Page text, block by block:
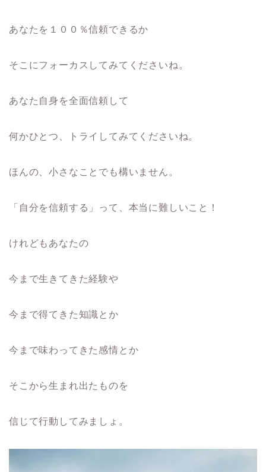
あなたを１００％信頼できるか
そこにフォーカスしてみてくださいね。
あなた自身を全面信頼して
何かひとつ、トライしてみてくださいね。
ほんの、小さなことでも構いません。
「自分を信頼する」って、本当に難しいこと！
けれどもあなたの
今まで生きてきた経験や
今まで得てきた知識とか
今まで味わってきた感情とか
そこから生まれ出たものを
信じて行動してみましょ。